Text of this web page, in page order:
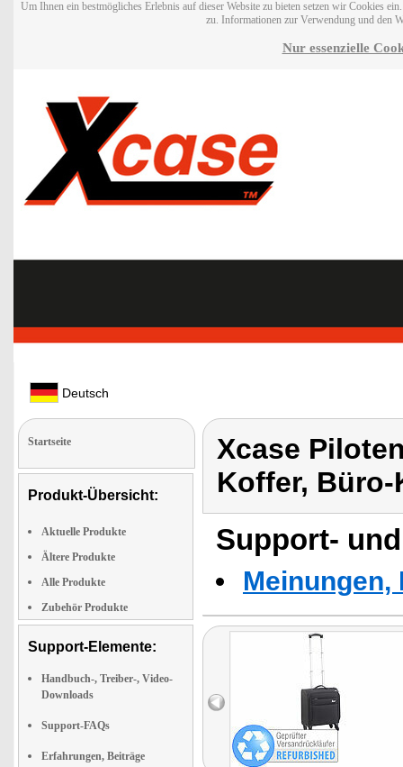
Um Ihnen ein bestmögliches Erlebnis auf dieser Website zu bieten setzen wir Cookies
zu. Informationen zur Verwendung und den
Nur essenzielle
Deutsch
Startseite
Produkt-Übersicht:
Aktuelle Produkte
Ältere Produkte
Alle Produkte
Zubehör Produkte
Support-Elemente:
Handbuch-, Treiber-, Video-
Downloads
Support-FAQs
Erfahrungen, Beiträge
Xcase
Koffer,
Support-